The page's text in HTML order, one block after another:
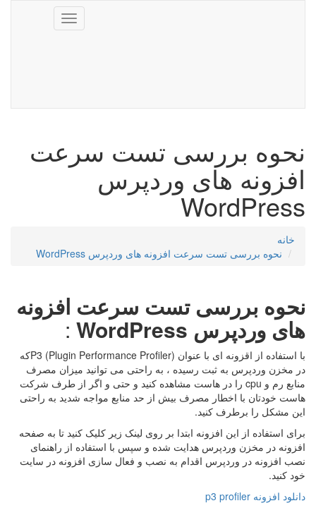
Toggle
navigation
نحوه بررسی تست سرعت
افزونه های وردپرس
WordPress
خانه
نحوه بررسی تست سرعت افزونه های وردپرس WordPress
نحوه بررسیتست سرعت افزونه
های وردپرس WordPress
:
با استفاده از اقزونه ای با عنوان P3 (Plugin Performance Profiler)که
در مخزن وردپرس به ثبت رسیده ، به راحتی می توانید میزان مصرف
منابع رم و cpu را در هاست مشاهده کنید و حتی و اگر از طرف شرکت
هاست خودتان با اخطار مصرف بیش از حد منابع مواجه شدید به راحتی
این مشکل را برطرف کنید.
برای استفاده از این افزونه ابتدا بر روی لینک زیر کلیک کنید تا به صفحه
افزونه در مخزن وردپرس هدایت شده و سپس با استفاده از راهنمای
نصب افزونه در وردپرس اقدام به نصب و فعال سازی افزونه در سایت
خود کنید.
دانلود افزونه p3 profiler